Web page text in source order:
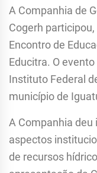
A Companhia de
Cogerh
Encontro de
Educitra. O
Instituto Federal
município de
A Companhia
aspectos
de recursos